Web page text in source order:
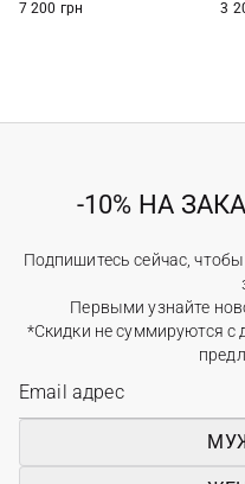
7 200 грн
3
-10% НА
Подпишитесь сейчас,
Первыми узнайте
*Скидки не суммируются с